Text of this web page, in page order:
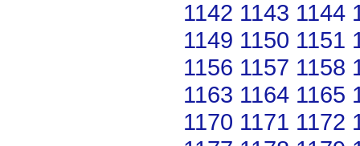
1142 1143 1144
1149 1150 1151
1156 1157 1158
1163 1164 1165
1170 1171 1172